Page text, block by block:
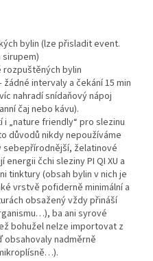
bylin (lze přisladit event.
rozpuštěných bylin
intervaly a čekání 15 min
nahradí snídaňový nápoj
čaj nebo kávu).
„nature friendly“ pro slezinu
důvodů nikdy nepoužíváme
sebepřírodnější, želatinové
čchi sleziny PI QI XU a
tinktury (obsah bylin v nich je
vrstvě pofiderně minimální a
obsažený vždy přináší
ba ani syrové
bohužel nelze importovat z
obsahovaly nadměrně